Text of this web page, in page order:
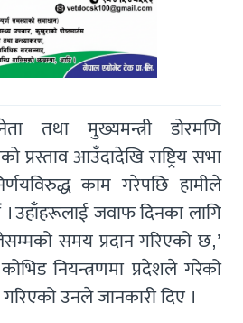
तथा मुख्यमन्त्री डोरमणि
प्रस्ताव आउँदादेखि राष्ट्रिय सभा
काम गरेपछि हामीले
उहाँहरूलाई जवाफ दिनका लागि
समय प्रदान गरिएको छ,’
नियन्त्रणमा प्रदेशले गरेको
उनले जानकारी दिए ।